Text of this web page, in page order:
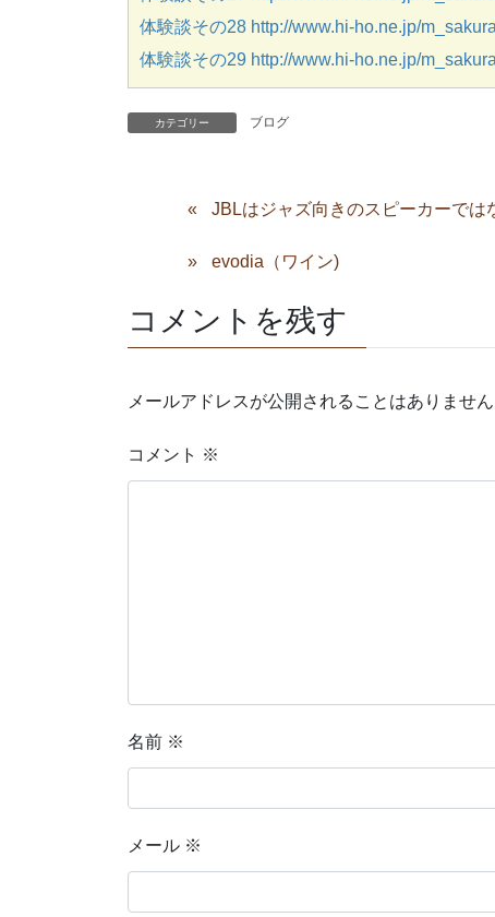
体験談その28 http://www.hi-ho.ne.jp/
体験談その29 http://www.hi-ho.ne.jp/
カテゴリー ブログ
JBLはジャズ向きのスピーカーでは
evodia（ワイン)
コメントを残す
メールアドレスが公開されることはありません
コメント ※
名前 ※
メール ※